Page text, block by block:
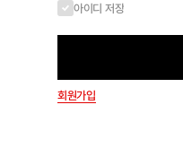
아이디 저장
회원가입